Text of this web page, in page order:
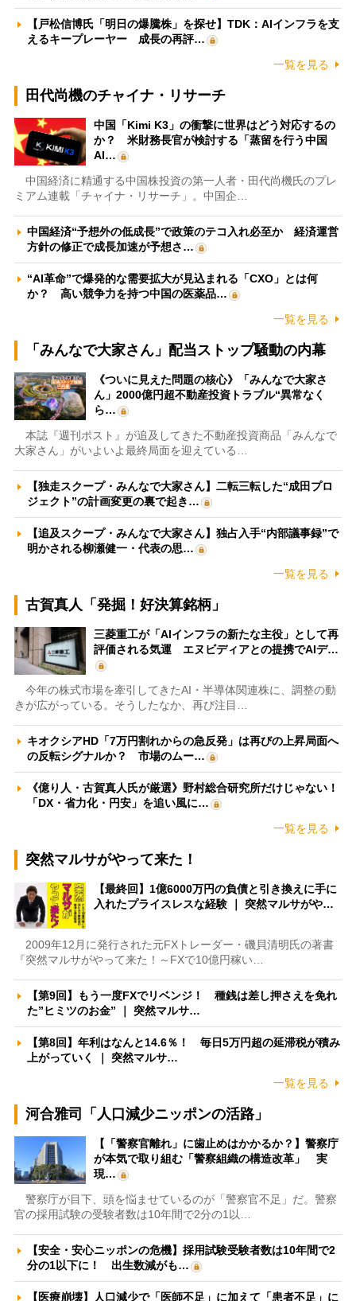
【戸松信博氏「明日の爆騰株」を探せ】TDK：AIインフラを支
えるキープレーヤー 成長の再評…
一覧を見る
田代尚機のチャイナ・リサーチ
中国「Kimi K3」の衝撃に世界はどう対応するの
か？ 米財務長官が検討する「蒸留を行う中国
AI…
中国経済に精通する中国株投資の第一人者・田代尚機氏のプレ
ミアム連載「チャイナ・リサーチ」。中国企…
中国経済“予想外の低成長”で政策のテコ入れ必至か 経済運営
方針の修正で成長加速が予想さ…
“AI革命”で爆発的な需要拡大が見込まれる「CXO」とは何
か？ 高い競争力を持つ中国の医薬品…
一覧を見る
「みんなで大家さん」配当ストップ騒動の内幕
《ついに見えた問題の核心》「みんなで大家さ
ん」2000億円超不動産投資トラブル“異常なく
ら…
本誌『週刊ポスト』が追及してきた不動産投資商品「みんなで
大家さん」がいよいよ最終局面を迎えている…
【独走スクープ・みんなで大家さん】二転三転した“成田プロ
ジェクト”の計画変更の裏で起き…
【追及スクープ・みんなで大家さん】独占入手“内部議事録”で
明かされる柳瀬健一・代表の思…
一覧を見る
古賀真人「発掘！好決算銘柄」
三菱重工が「AIインフラの新たな主役」として再
評価される気運 エヌビディアとの提携でAIデ…
今年の株式市場を牽引してきたAI・半導体関連株に、調整の動
きが広がっている。そうしたなか、再び注目…
キオクシアHD「7万円割れからの急反発」は再びの上昇局面へ
の反転シグナルか？ 市場のムー…
《億り人・古賀真人氏が厳選》野村総合研究所だけじゃない！
「DX・省力化・円安」を追い風に…
一覧を見る
突然マルサがやって来た！
【最終回】1億6000万円の負債と引き換えに手に
入れたプライスレスな経験 ｜ 突然マルサがや…
2009年12月に発行された元FXトレーダー・磯貝清明氏の著書
『突然マルサがやって来た！～FXで10億円稼い…
【第9回】もう一度FXでリベンジ！ 種銭は差し押さえを免れ
た”ヒミツのお金” ｜ 突然マルサ…
【第8回】年利はなんと14.6％！ 毎日5万円超の延滞税が積み
上がっていく ｜ 突然マルサ…
一覧を見る
河合雅司「人口減少ニッポンの活路」
【「警察官離れ」に歯止めはかかるか？】警察庁
が本気で取り組む「警察組織の構造改革」 実
現…
警察庁が目下、頭を悩ませているのが「警察官不足」だ。警察
官の採用試験の受験者数は10年間で2分の1以…
【安全・安心ニッポンの危機】採用試験受験者数は10年間で2
分の1以下に！ 出生数減がも…
【医療崩壊】人口減少で「医師不足」に加えて「患者不足」に